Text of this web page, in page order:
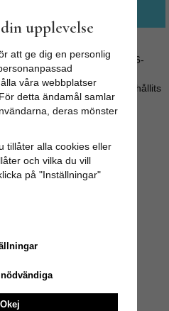
i Fågelbok från sekelskiftet 16-
kopia i skala 1:1.
och etiketter har behållits
ex per bild!
upplevelse
att ge dig en personlig
våra webbplatser
detta ändamål samlar
deras mönster
tillåter alla cookies eller
och vilka du vill
på "Inställningar"
Okej